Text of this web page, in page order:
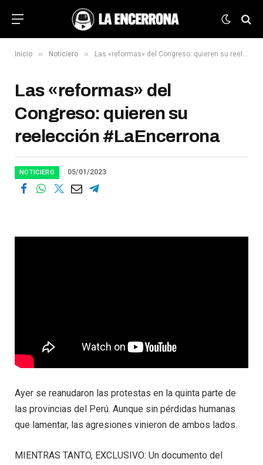
Inicio » Noticiero » Las «reformas» del Congreso: quieren su reelección #LaEncerrona
Las «reformas» del
Congreso: quieren su
reelección #LaEncerrona
NOTICIERO 05/01/2023
Ayer se reanudaron las protestas en la quinta parte de
las provincias del Perú. Aunque sin pérdidas humanas
que lamentar, las agresiones vinieron de ambos lados.
MIENTRAS TANTO, EXCLUSIVO: Un documento del